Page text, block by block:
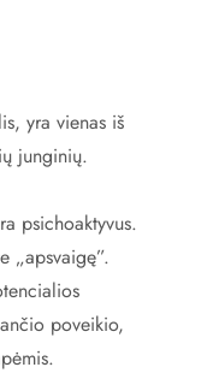
yra vienas iš
junginių.
psichoaktyvus.
„apsvaigę”.
poveikio,